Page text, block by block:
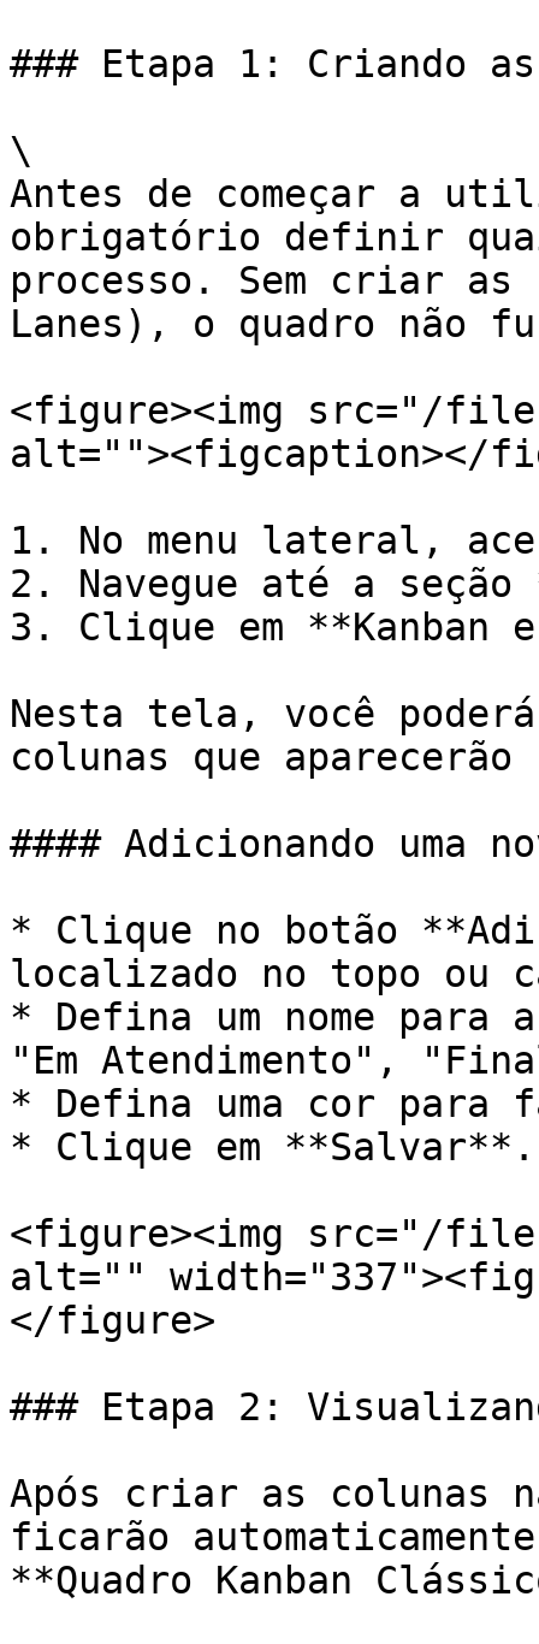
### Etapa 1: Criando
\
Antes de começar a
obrigatório definir
processo. Sem criar as
Lanes), o quadro não
<figure><img src="/files/
alt=""><figcaption></
1. No menu lateral,
2. Navegue até a seção
3. Clique em **Kanban
Nesta tela, você
colunas que
#### Adicionando uma
* Clique no botão
localizado no topo ou
* Defina um nome para
"Em Atendimento",
* Defina uma cor
* Clique em **Salvar**.
<figure><img src="/files/
alt=""
</figure>
### Etapa 2:
Após criar as colunas
ficarão
**Quadro Kanban